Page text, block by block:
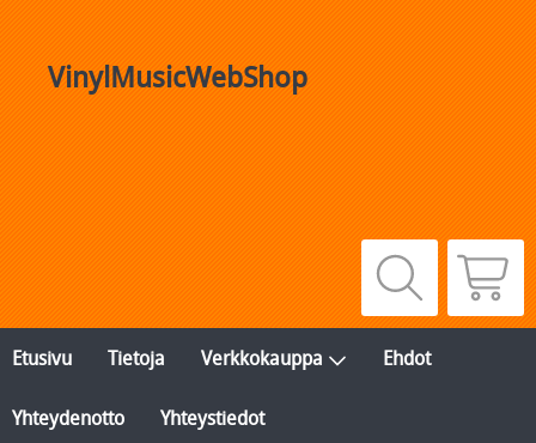
VinylMusicWebShop
Etusivu Tietoja Verkkokauppa Ehdot
Yhteydenotto Yhteystiedot